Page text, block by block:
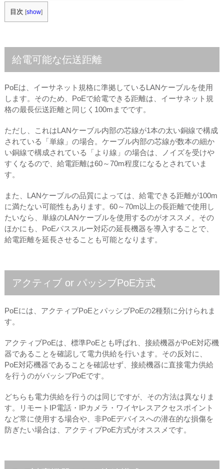
目次 [show]
給電可能な伝送距離
PoEは、イーサネット規格に準拠しているLANケーブルを使用
します。そのため、PoEで給電できる距離は、イーサネット規
格の最長伝送距離と同じく100mまでです。
ただし、これはLANケーブル内部の芯線が1本の太い銅線で構成
されている「単線」の場合。ケーブル内部の芯線が数本の細か
い銅線で構成されている「より線」の場合は、ノイズを受けや
すくなるので、給電距離は60～70m程度になるとされていま
す。
また、LANケーブルの品質によっては、給電できる距離が100m
に満たない可能性もあります。60～70m以上の長距離で使用し
たいなら、単線のLANケーブルを使用するのがオススメ。その
ほかにも、PoEパススルー対応の延長機器を導入することで、
給電距離を延長させることも可能となります。
アクティブ or パッシブPoE方式
PoEには、アクティブPoEとパッシブPoEの2種類に分けられま
す。
アクティブPoEは、標準PoEとも呼ばれ、接続機器がPoE対応機
器であることを確認して電力供給を行います。その反対に、
PoE対応機器であることを確認せず、接続機器に直接電力供給
を行うのがパッシブPoEです。
どちらも電力供給を行うのは同じですが、その方法は異なりま
す。リモートIP電話・IPカメラ・ワイヤレスアクセスポイント
など常に使用する場合や、非PoEデバイスへの潜在的な損傷を
防ぎたい場合は、アクティブPoE方式がオススメです。